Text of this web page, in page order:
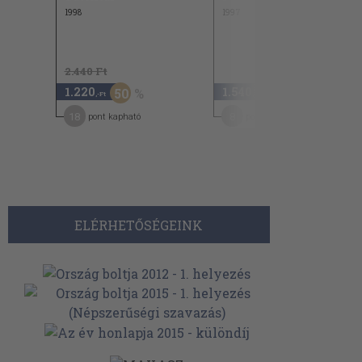
1998
2.440 Ft
1.220 ,-Ft 50
pont kapható
ELÉRHETŐSÉGEINK